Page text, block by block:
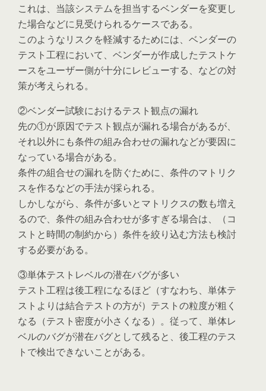
これは、当該システムを担当するベンダーを変更し
た場合などに見受けられるケースである。
このようなリスクを軽減するためには、ベンダーの
テスト工程において、ベンダーが作成したテストケ
ースをユーザー側が十分にレビューする、などの対
策が考えられる。
②ベンダー試験におけるテスト観点の漏れ
先の①が原因でテスト観点が漏れる場合があるが、
それ以外にも条件の組み合わせの漏れなどが要因に
なっている場合がある。
条件の組合せの漏れを防ぐために、条件のマトリク
スを作るなどの手法が採られる。
しかしながら、条件が多いとマトリクスの数も増え
るので、条件の組み合わせが多すぎる場合は、（コ
ストと時間の制約から）条件を絞り込む方法も検討
する必要がある。
③単体テストレベルの潜在バグが多い
テスト工程は後工程になるほど（すなわち、単体テ
ストよりは結合テストの方が）テストの粒度が粗く
なる（テスト密度が小さくなる）。従って、単体レ
ベルのバグが潜在バグとして残ると、後工程のテス
トで検出できないことがある。